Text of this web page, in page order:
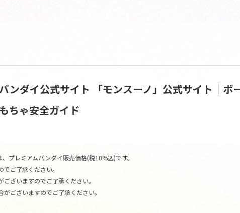
ンダイ公式サイト
「モンスーノ」公式サイト│ボ
ちゃ安全ガイド
プレミアムバンダイ販売価格(税10%込)です。
ご了承ください。
ざいますのでご了承ください。
ございますのでご了承ください。